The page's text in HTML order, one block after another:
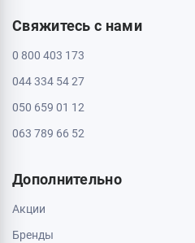
Свяжитесь с нами
0 800 403 173
044 334 54 27
050 659 01 12
063 789 66 52
Дополнительно
Акции
Бренды